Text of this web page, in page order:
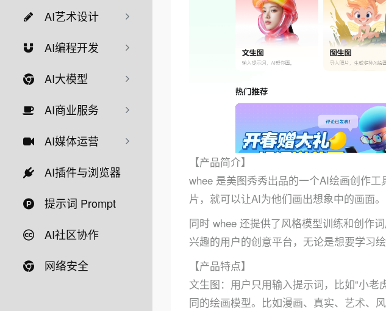
AI艺术设计
AI编程开发
AI大模型
AI商业服务
AI媒体运营
AI插件与浏览器
提示词 Prompt
AI社区协作
网络安全
【产品简介】
whee 是美图秀秀出品的一个AI绘画创作
片，就可以让AI为他们画出想象中的画面。
同时 whee 还提供了风格模型训练和创作
兴趣的用户的创意平台，无论是想要学习
【产品特点】
文生图：用户只用输入提示词，比如“小
同的绘画模型。比如漫画、真实、艺术、